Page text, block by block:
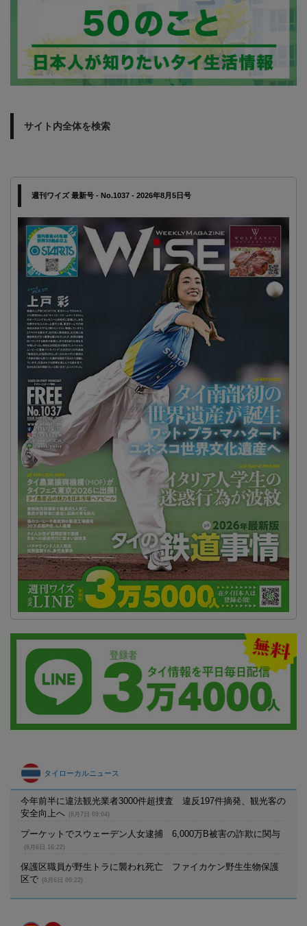
サイト内全体を検索
週刊ワイズ 最新号 - No.1037 - 2026年8月5日号
タイローカルニュース
今年前半に違法観光業者3000件超捜査 違反197件摘発、観光客の
安全向上へ
(8月7日 09:04)
プーケットでスウェーデン人女逮捕 6,000万B被害の詐欺に関与
(8月6日 16:22)
保護区職員が野生トラに襲われ死亡 ファイカケン野生生物保護
区で
(8月6日 09:22)